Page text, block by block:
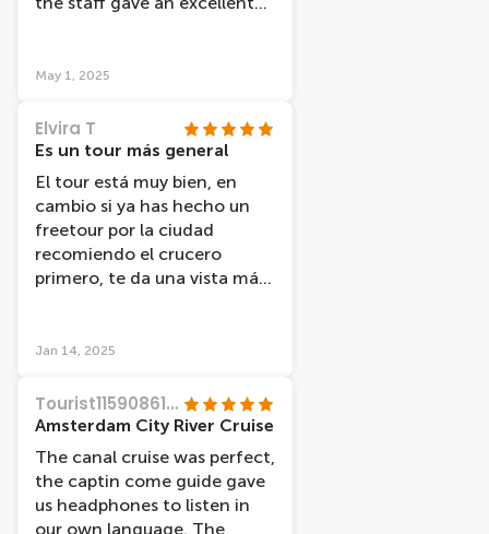
May 1, 2025
Elvira T
Es un tour más general
El tour está muy bien, en
cambio si ya has hecho un
freetour por la ciudad
recomiendo el crucero
primero, te da una vista más
freetour volvimos a ver sitios
estado.
Jan 14, 2025
Tourist11590861736
Amsterdam City River Cruise
The canal cruise was perfect,
the captin come guide gave
us headphones to listen in
our own language. The